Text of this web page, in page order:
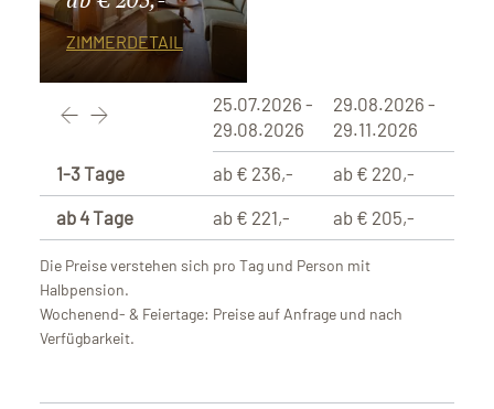
ZIMMERDETAIL
25.07.2026 -
29.08.2026
29.08.2026 -
29.11.2026
1-3 Tage
ab 4 Tage
ab € 236,-
ab € 221,-
ab € 220,-
ab € 205,-
Die Preise verstehen sich pro Tag und Person mit
Halbpension.
Wochenend- & Feiertage: Preise auf Anfrage und nach
Verfügbarkeit.